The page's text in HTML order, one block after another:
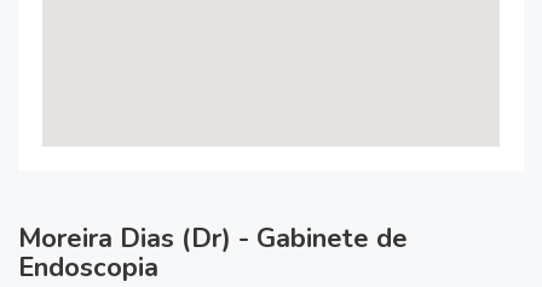
Moreira Dias (Dr) - Gabinete de
Endoscopia